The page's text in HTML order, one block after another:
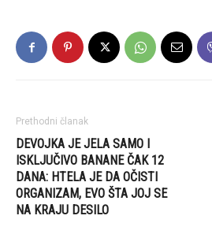
Prethodni članak
DEVOJKA JE JELA SAMO I
ISKLJUČIVO BANANE ČAK 12
DANA: HTELA JE DA OČISTI
ORGANIZAM, EVO ŠTA JOJ SE
NA KRAJU DESILO